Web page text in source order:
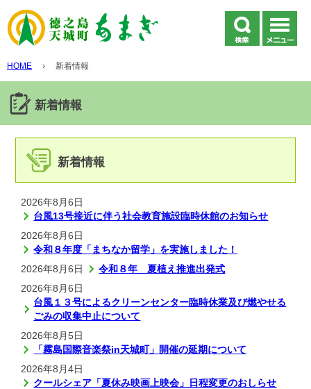
HOME › 新着情報
新着情報
新着情報
2026年8月6日
台風13号接近に伴う社会教育施設臨時休館のお知らせ
2026年8月6日
令和８年度「まちなか留学」を実施しました！
2026年8月6日
令和８年 夏植え推進出発式
2026年8月6日
台風１３号によるクリーンセンター臨時休業及び燃やせる
ごみの収集中止について
2026年8月5日
「霧島国際音楽祭in天城町」開催の延期について
2026年8月4日
クールシェア「夏休み映画上映会」日程変更のおしらせ